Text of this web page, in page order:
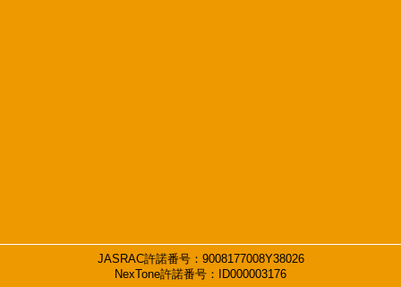
JASRAC許諾番号：9008177008Y38026
NexTone許諾番号：ID000003176